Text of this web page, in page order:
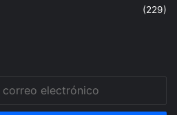
(229)